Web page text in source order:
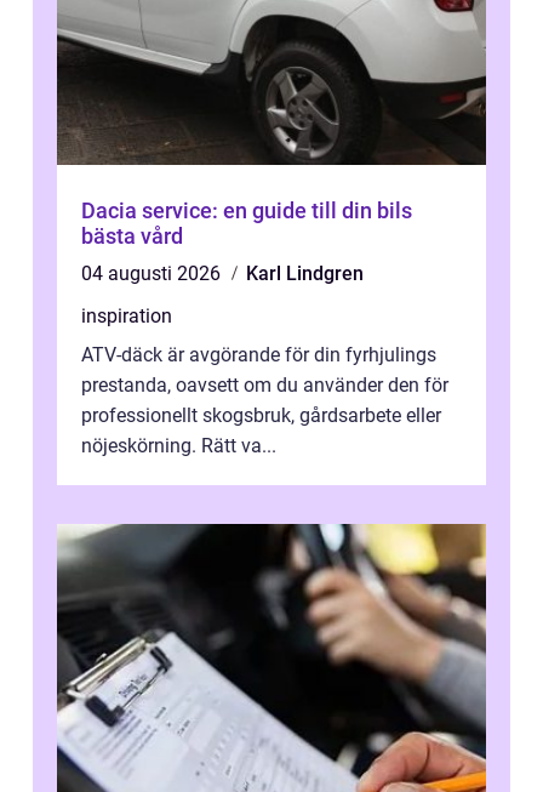
Dacia service: en guide till din bils
bästa vård
04 augusti 2026
Karl Lindgren
inspiration
ATV-däck är avgörande för din fyrhjulings
prestanda, oavsett om du använder den för
professionellt skogsbruk, gårdsarbete eller
nöjeskörning. Rätt va...